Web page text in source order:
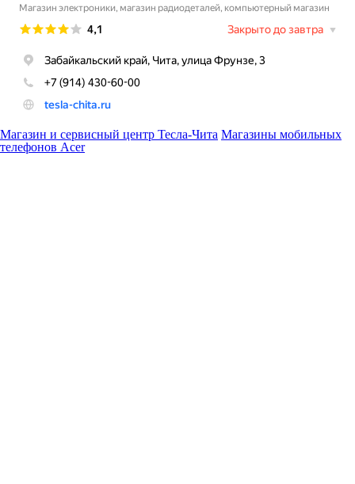
Магазин и сервисный центр Тесла-Чита Магазины мобильных
телефонов Acer